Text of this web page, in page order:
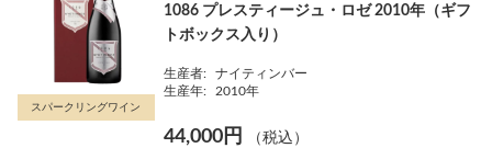
スパークリングワイン
1086 プレスティージュ・ロゼ 2010年（ギフ
トボックス入り）
生産者:
ナイティンバー
生産年:
2010年
44,000円 （税込）